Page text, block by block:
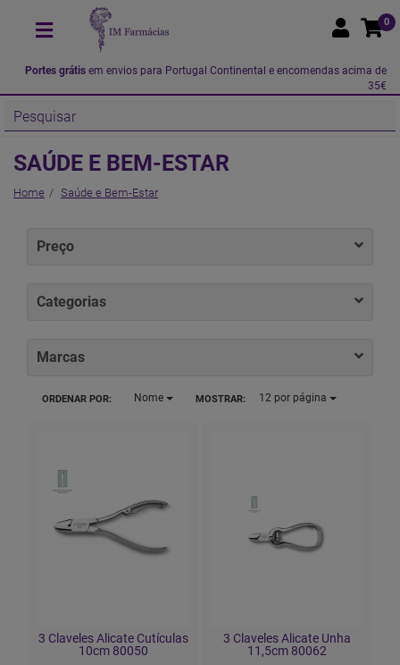
0
Portes grátis em envios para Portugal Continental e encomendas acima de
35€
SAÚDE E BEM-ESTAR
Home Saúde e Bem-Estar
Preço
Categorias
Marcas
ORDENAR POR: Nome MOSTRAR: 12por página
3 Claveles Alicate Cutículas
10cm 80050
3 Claveles Alicate Unha
11,5cm 80062